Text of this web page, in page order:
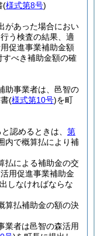
(様式第8号)
があった場合におい
う検査の結果、適
促進事業補助金額
すべき補助金額の確
助事業者は、邑智の
(様式第10号)を町
認めるときは、 第
内で概算払により補
払による補助金の交
用促進事業補助金
しなければならな
算払補助金の額の決
業者は邑智の森活用